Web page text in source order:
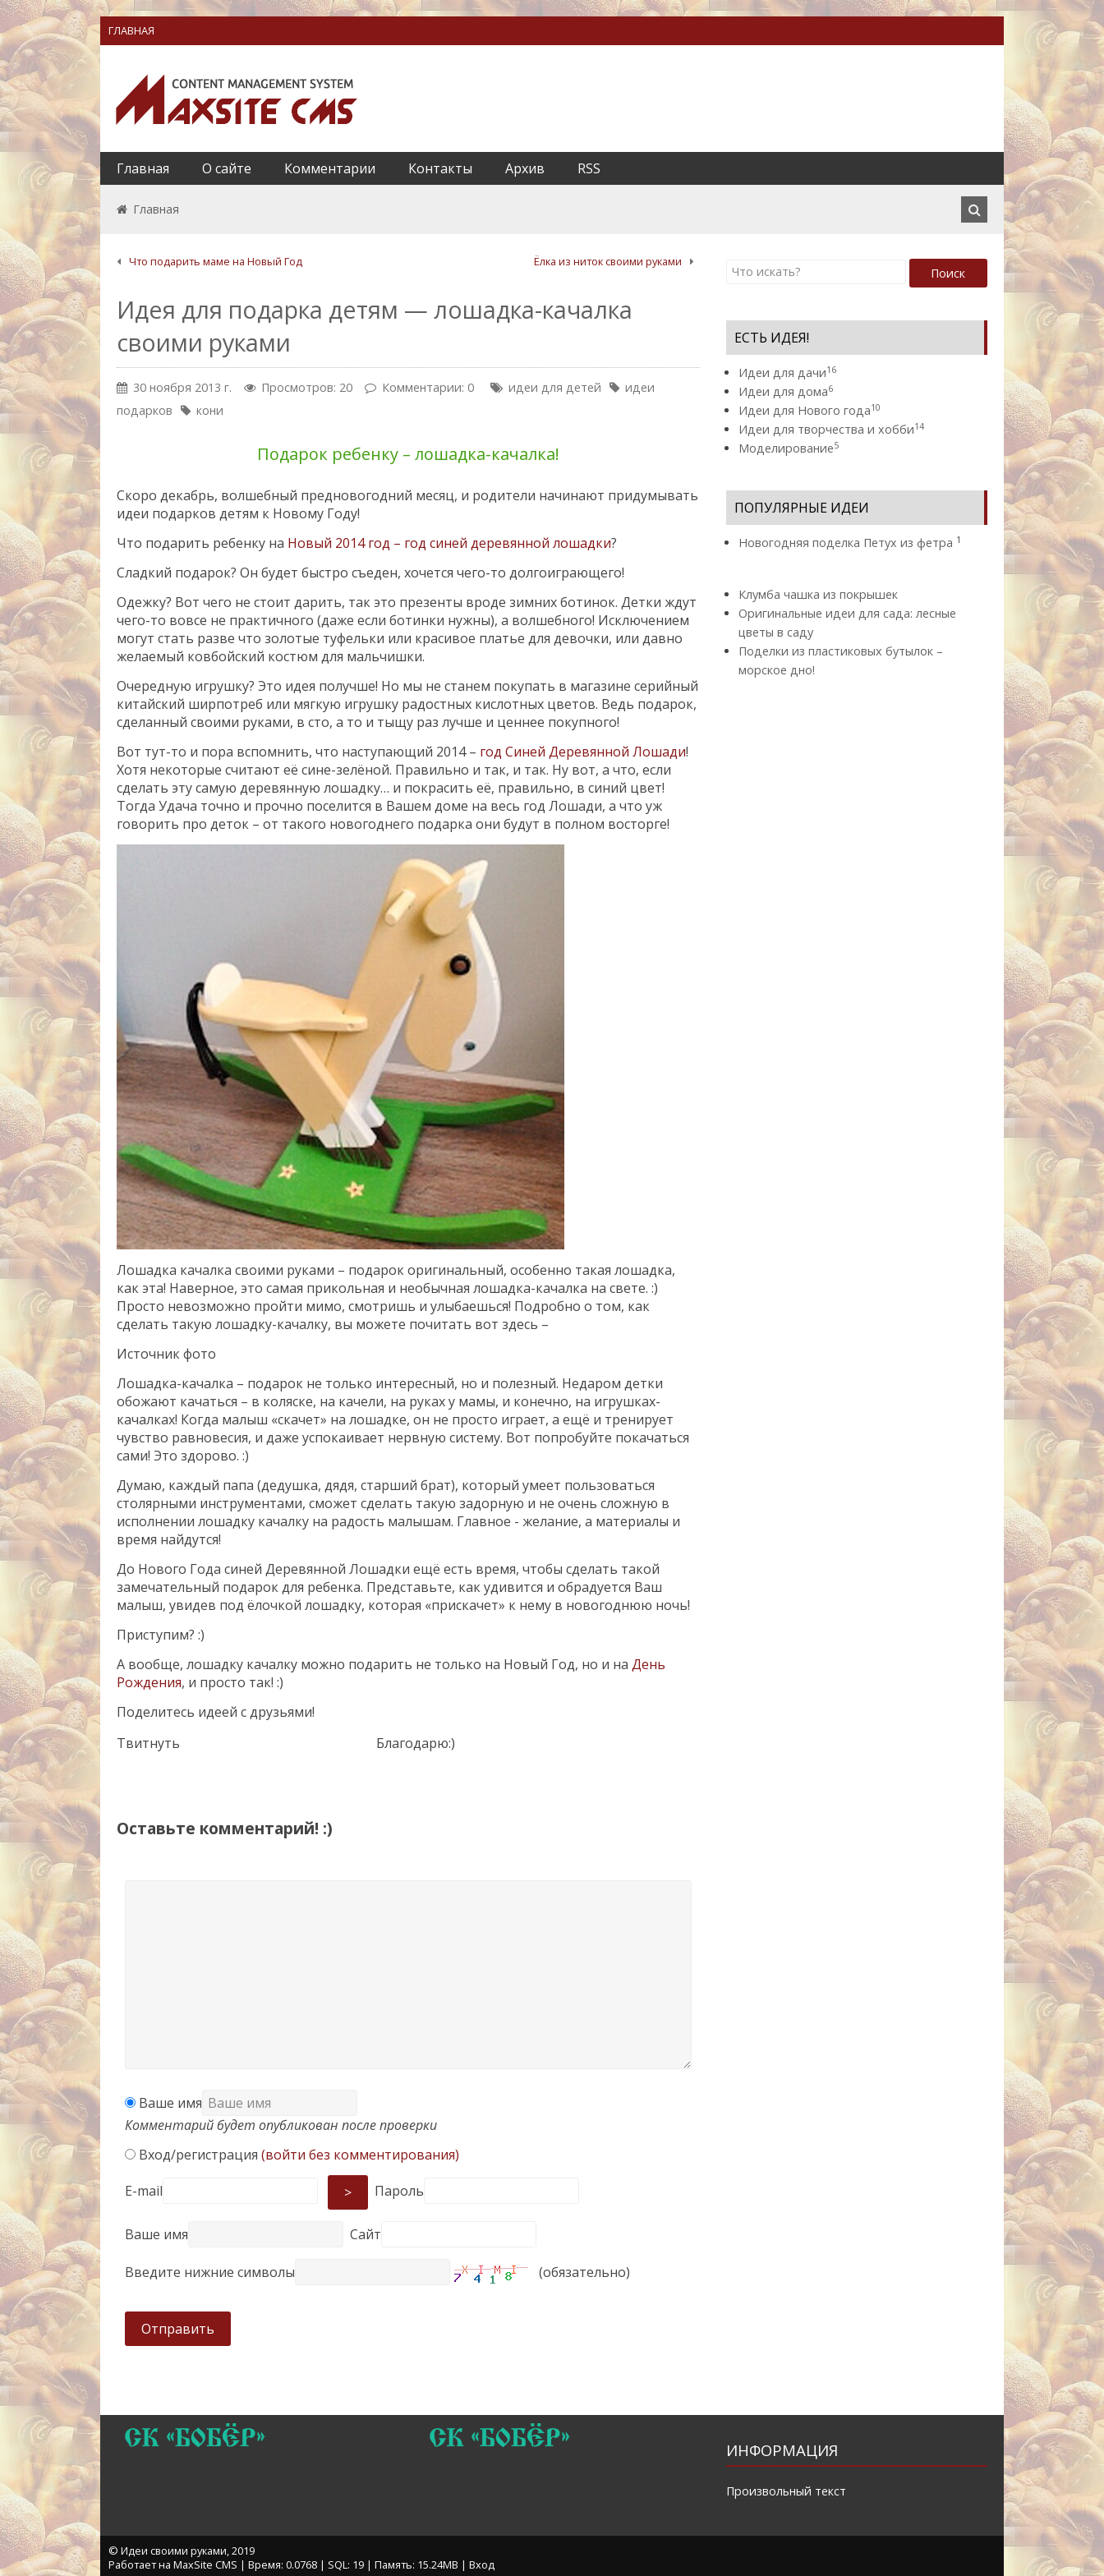
ГЛАВНАЯ
Главная О сайте Комментарии Контакты Архив RSS
Главная
Что подарить маме на Новый Год Ёлка из ниток своими руками
Идея для подарка детям — лошадка-качалка
своими руками
30 ноября 2013 г. Просмотров: 20 Комментарии: 0 идеи для детей
идеи
подарков
кони
Подарок ребенку – лошадка-качалка!
Скоро декабрь, волшебный предновогодний месяц, и родители начинают придумывать
идеи подарков детям к Новому Году!
Что подарить ребенку на Новый 2014 год – год синей деревянной лошадки?
Сладкий подарок? Он будет быстро съеден, хочется чего-то долгоиграющего!
Одежку? Вот чего не стоит дарить, так это презенты вроде зимних ботинок. Детки ждут
чего-то вовсе не практичного (даже если ботинки нужны), а волшебного! Исключением
могут стать разве что золотые туфельки или красивое платье для девочки, или давно
желаемый ковбойский костюм для мальчишки.
Очередную игрушку? Это идея получше! Но мы не станем покупать в магазине серийный
китайский ширпотреб или мягкую игрушку радостных кислотных цветов. Ведь подарок,
сделанный своими руками, в сто, а то и тыщу раз лучше и ценнее покупного!
Вот тут-то и пора вспомнить, что наступающий 2014 – год Синей Деревянной Лошади!
Хотя некоторые считают её сине-зелёной. Правильно и так, и так. Ну вот, а что, если
сделать эту самую деревянную лошадку… и покрасить её, правильно, в синий цвет!
Тогда Удача точно и прочно поселится в Вашем доме на весь год Лошади, а что уж
говорить про деток – от такого новогоднего подарка они будут в полном восторге!
Лошадка качалка своими руками – подарок оригинальный, особенно такая лошадка,
как эта! Наверное, это самая прикольная и необычная лошадка-качалка на свете. :)
Просто невозможно пройти мимо, смотришь и улыбаешься! Подробно о том, как
сделать такую лошадку-качалку, вы можете почитать вот здесь –
Источник фото
Лошадка-качалка – подарок не только интересный, но и полезный. Недаром детки
обожают качаться – в коляске, на качели, на руках у мамы, и конечно, на игрушках-
качалках! Когда малыш «скачет» на лошадке, он не просто играет, а ещё и тренирует
чувство равновесия, и даже успокаивает нервную систему. Вот попробуйте покачаться
сами! Это здорово. :)
Думаю, каждый папа (дедушка, дядя, старший брат), который умеет пользоваться
столярными инструментами, сможет сделать такую задорную и не очень сложную в
исполнении лошадку качалку на радость малышам. Главное - желание, а материалы и
время найдутся!
До Нового Года синей Деревянной Лошадки ещё есть время, чтобы сделать такой
замечательный подарок для ребенка. Представьте, как удивится и обрадуется Ваш
малыш, увидев под ёлочкой лошадку, которая «прискачет» к нему в новогоднюю ночь!
Приступим? :)
А вообще, лошадку качалку можно подарить не только на Новый Год, но и на День
Рождения, и просто так! :)
Поделитесь идеей с друзьями!
Твитнуть
Благодарю:)
Оставьте комментарий! :)
Ваше имя
Комментарий будет опубликован после проверки
Вход/регистрация (войти без комментирования)
E-mail > Пароль
Ваше имя Сайт
Введите нижние символы (обязательно)
Отправить
Поиск
ЕСТЬ ИДЕЯ!
Идеи для дачи16
Идеи для дома6
Идеи для Нового года10
Идеи для творчества и хобби14
Моделирование5
ПОПУЛЯРНЫЕ ИДЕИ
Новогодняя поделка Петух из фетра 1
Клумба чашка из покрышек
Оригинальные идеи для сада: лесные
цветы в саду
Поделки из пластиковых бутылок –
морское дно!
ИНФОРМАЦИЯ
Произвольный текст
© Идеи своими руками, 2019
Работает на MaxSite CMS | Время: 0.0768 | SQL: 19 | Память: 15.24MB | Вход